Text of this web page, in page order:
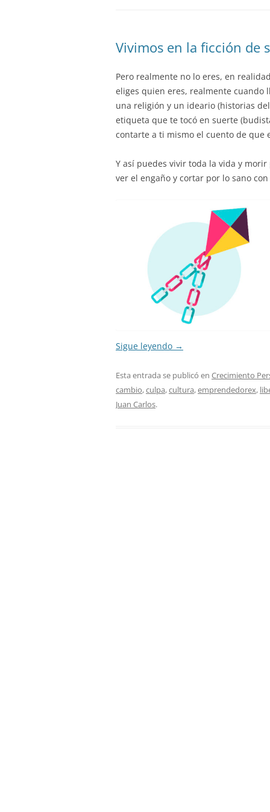
Vivimos en la ficción de
Pero realmente no lo eres, en
eliges quien eres, realmente cuando
una religión y un ideario (historias
etiqueta que te tocó en suerte
contarte a ti mismo el cuento de que
Y así puedes vivir toda la vida y
ver el engaño y cortar por lo sano
Sigue leyendo →
Esta entrada se publicó en Crecimiento
cambio,culpa,cultura,emprendedorex,
Juan Carlos.